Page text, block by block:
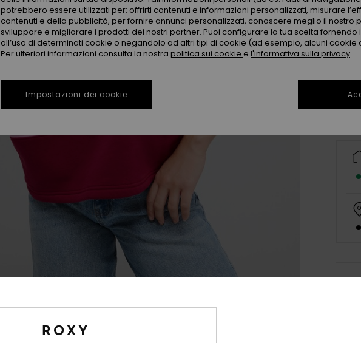
XS
potrebbero essere utilizzati per: offrirti contenuti e informazioni personalizzati, misurare
contenuti e della pubblicità, per fornire annunci personalizzati, conoscere meglio il nostro
sviluppare e migliorare i prodotti dei nostri partner. Puoi configurare la tua scelta fornendo
all’uso di determinati cookie o negandolo ad altri tipi di cookie (ad esempio, alcuni cookie
Per ulteriori informazioni consulta la nostra politica sui cookie e l'informativa sulla privacy.
Impostazioni dei cookie